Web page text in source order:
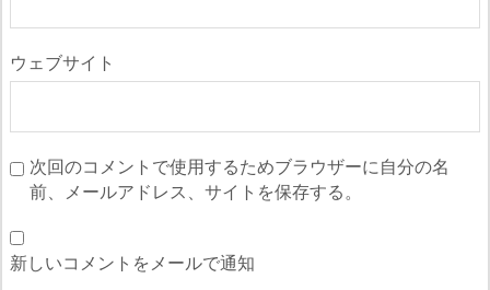
ウェブサイト
次回のコメントで使用するためブラウザーに自分の名
前、メールアドレス、サイトを保存する。
新しいコメントをメールで通知